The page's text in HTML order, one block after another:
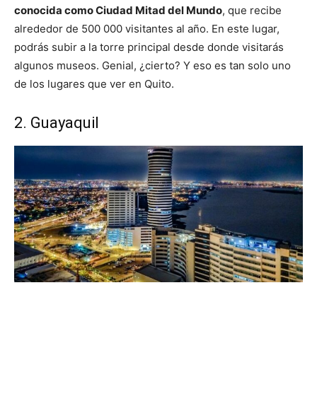
conocida como Ciudad Mitad del Mundo, que recibe
alrededor de 500 000 visitantes al año. En este lugar,
podrás subir a la torre principal desde donde visitarás
algunos museos. Genial, ¿cierto? Y eso es tan solo uno
de los lugares que ver en Quito.
2. Guayaquil